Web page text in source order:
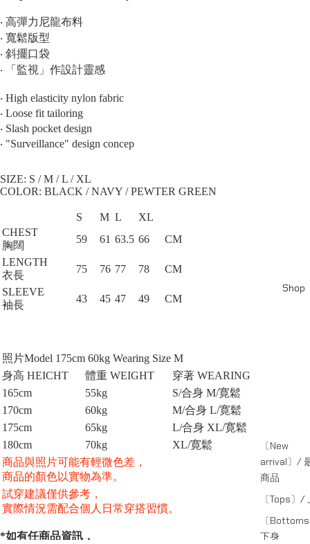
Shop
〔New
arrival〕/
商品
〔Tops〕/
〔
下身
‧ 高彈力尼龍布料
‧ 寬鬆版型
‧ 斜擺口袋
‧ 「監視」作設計靈感
‧ High elasticity nylon fabric
‧ Loose fit tailoring
‧ Slash pocket design
‧ "Surveillance" design concep
SIZE: S / M / L / XL
COLOR: BLACK / NAVY / PEWTER GREEN
S M L
XL
CHEST
胸闊
59 61 63.5 66
CM
LENGTH
衣長
75 76 77 78
CM
SLEEVE
袖長
43 45 47 49 CM
照片Model 175cm 60kg Wearing Size M
身高 HEICHT
體重 WEIGHT
穿著 WEARING
165cm
55kg
S/合身 M/寛鬆
170cm
60kg
M/合身 L/寛鬆
175cm
65kg
L/合身 XL/寛鬆
180cm
70kg
XL/寛鬆
商品與照片可能有輕微色差，
商品的顏色以實物為準。
試穿建議僅供參考，
實際情況需配合個人日常穿搭習慣。
*如有任商品資訊，